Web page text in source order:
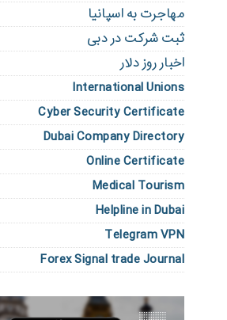
مهاجرت به اسپانیا
ثبت شرکت در دبی
اخبار روز دلار
International Unions
Cyber Security Certificate
Dubai Company Directory
Online Certificate
Medical Tourism
Helpline in Dubai
Telegram VPN
Forex Signal trade Journal